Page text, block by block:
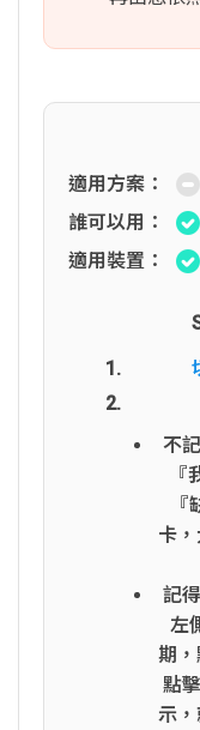
適用方案：
誰可以用：
適用裝置：
不
卡
記
左
期
點
示